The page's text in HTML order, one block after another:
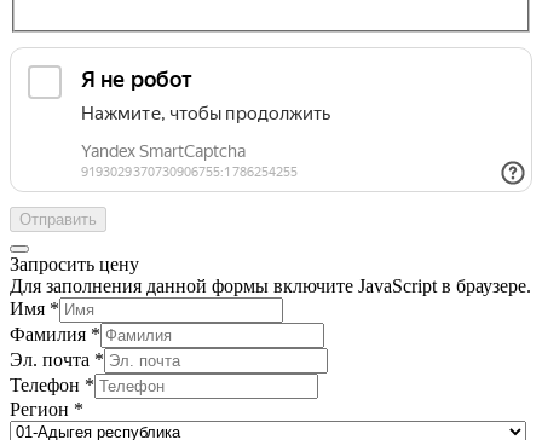
Отправить
Запросить цену
Для заполнения данной формы включите JavaScript в браузере.
Имя *
Фамилия *
Эл. почта *
Телефон *
Регион *